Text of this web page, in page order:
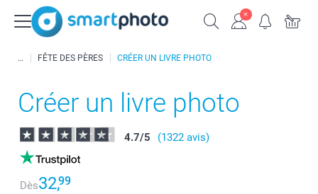
FÊTE DES PÈRES CRÉER UN LIVRE PHOTO
Créer un livre photo
4.7/5 (1322 avis)
Dès32,99